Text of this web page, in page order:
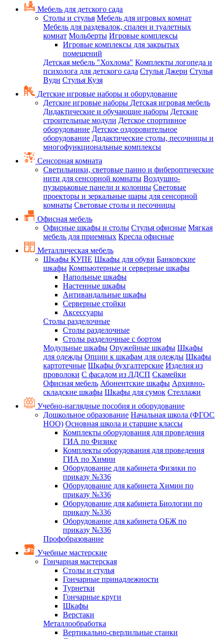
Мебель для детского сада
Столы и стулья Мебель для игровых комнат
Мебель для раздевалок, спален и туалетных
комнат Мольберты Игровые комплексы
Игровые комплексы для закрытых
помещений
Детская мебель "Хохлома" Комплекты логопеда и
психолога для детского сада Стулья Джери Стулья
Вуди Стулья Кузя
Детские игровые наборы и оборудование
Детские игровые наборы Детская игровая мебель
Дидактические и обучающие наборы Детские
строительные модули Детское спортивное
оборудование Детское оздоровительное
оборудование Дидактические столы, песочницы и
многофункциональные комплексы
Сенсорная комната
Светильники, световые панно и фибероптические
нити для сенсорной комнаты Воздушно-
пузырьковые панели и колонны Световые
проекторы и зеркальные шары для сенсорной
комнаты Световые столы и песочницы
Офисная мебель
Офисные шкафы и столы Стулья офисные Мягкая
мебель для приемных Кресла офисные
Металлическая мебель
Шкафы КУПЕ Шкафы для обуви Банковские
шкафы Компьютерные и серверные шкафы
Напольные шкафы
Настенные шкафы
Антивандальные шкафы
Серверные стойки
Аксессуары
Столы разделочные
Столы разделочные
Столы разделочные с бортом
Модульные шкафы Оружейные шкафы Шкафы
для одежды Опции к шкафам для одежды Шкафы
картотечные Шкафы бухгалтерские Изделия из
проволоки С фасадом из ЛДСП Скамейки
Офисная мебель Абонентские шкафы Архивно-
складские шкафы Шкафы для сумок Стеллажи
Учебно-наглядные пособия и оборудование
Дошкольное образование Начальная школа (ФГОС
НОО) Основная школа и старшие классы
Комплекты оборудования для проведения
ГИА по Физике
Комплекты оборудования для проведения
ГИА по Химии
Оборудование для кабинета Физики по
приказу №336
Оборудование для кабинета Химии по
приказу №336
Оборудование для кабинета Биологии по
приказу №336
Оборудование для кабинета ОБЖ по
приказу №336
Профобразование
Учебные мастерские
Гончарная мастерская
Столы и стулья
Гончарные принадлежности
Турнетки
Гончарные круги
Шкафы
Верстаки
Металлообработка
Вертикально-сверлильные станки